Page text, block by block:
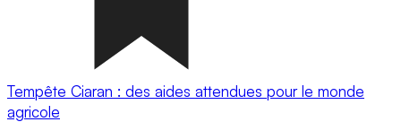
Tempête Ciaran : des aides attendues pour le monde
agricole